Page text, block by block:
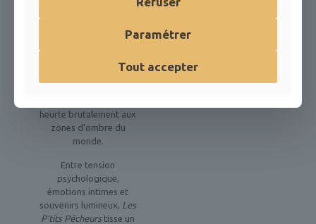
seuil du non-retour. Ce
qui devait être un simple
séjour estival se
transforme en une
heurte brutalement aux
zones d’ombre du
monde.
Entre tension
psychologique,
émotions intimes et
souvenirs lumineux, Les
P’tits Pêcheurs tisse un
Paramétrer
Tout accepter